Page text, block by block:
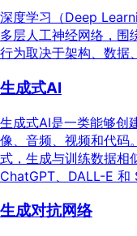
深度学习（Deep
多层人工神经网络，围
行为取决于架构、数据
生成式AI
生成式AI是一类能够创
像、音频、视频和代码
式，生成与训练数据相
ChatGPT、DALL-E 和
生成对抗网络